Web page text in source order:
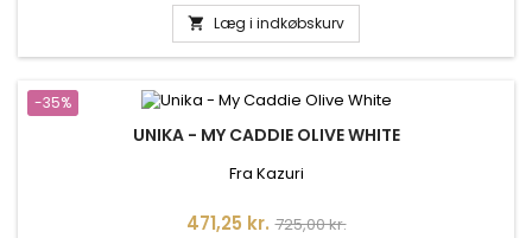
 Læg i indkøbskurv
-35%
UNIKA - MY CADDIE OLIVE WHITE
Fra Kazuri
Pris
471,25 kr. Normalpris
725,00 kr.